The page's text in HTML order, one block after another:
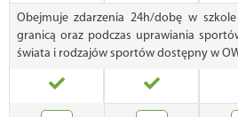
Obejmuje zdarzenia 24h/dobę w
granicą oraz podczas uprawiania
świata i rodzajów sportów dostępny w